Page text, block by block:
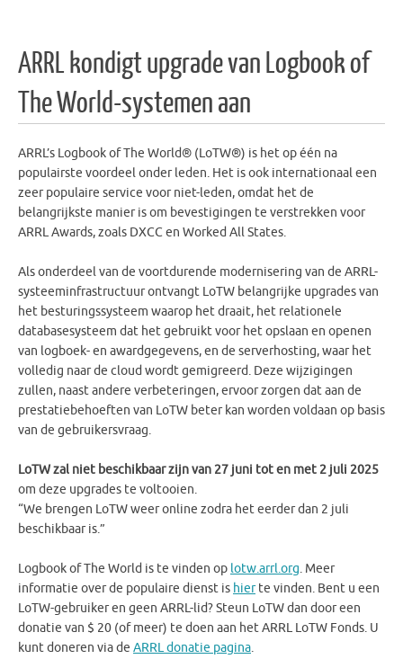
ARRL kondigt upgrade van Logbook of
The World-systemen aan
ARRL’s Logbook of The World® (LoTW®) is het op één na
populairste voordeel onder leden. Het is ook internationaal een
zeer populaire service voor niet-leden, omdat het de
belangrijkste manier is om bevestigingen te verstrekken voor
ARRL Awards, zoals DXCC en Worked All States.
Als onderdeel van de voortdurende modernisering van de ARRL-
systeeminfrastructuur ontvangt LoTW belangrijke upgrades van
het besturingssysteem waarop het draait, het relationele
databasesysteem dat het gebruikt voor het opslaan en openen
van logboek- en awardgegevens, en de serverhosting, waar het
volledig naar de cloud wordt gemigreerd. Deze wijzigingen
zullen, naast andere verbeteringen, ervoor zorgen dat aan de
prestatiebehoeften van LoTW beter kan worden voldaan op basis
van de gebruikersvraag.
LoTW zal niet beschikbaar zijn van 27 juni tot en met 2 juli 2025
om deze upgrades te voltooien.
“We brengen LoTW weer online zodra het eerder dan 2 juli
beschikbaar is.”
Logbook of The World is te vinden op lotw.arrl.org. Meer
informatie over de populaire dienst is hierte vinden. Bent u een
LoTW-gebruiker en geen ARRL-lid? Steun LoTW dan door een
donatie van $ 20 (of meer) te doen aan het ARRL LoTW Fonds. U
kunt doneren via de ARRL donatie pagina.